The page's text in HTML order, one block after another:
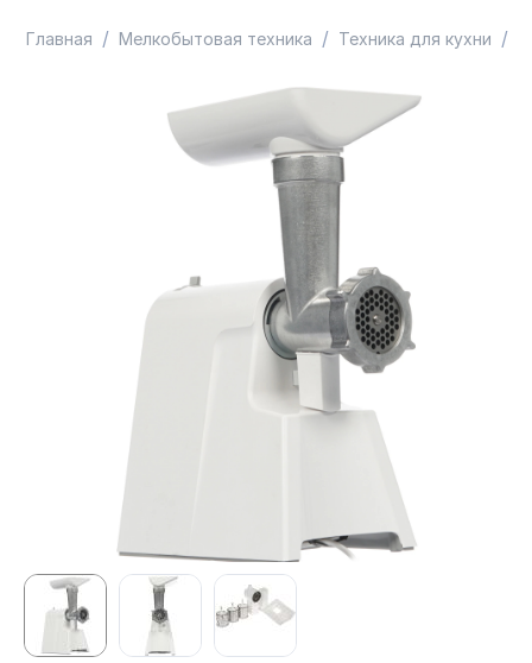
Главная / Мелкобытовая техника / Техника для кухни /